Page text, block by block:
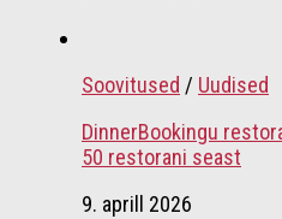
Soovitused / Uudised
DinnerBookingu
50 restorani seast
9. aprill 2026